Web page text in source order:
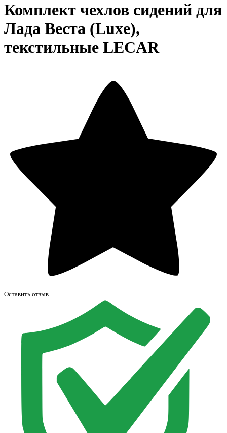
Комплект чехлов сидений для
Лада Веста (Luxe),
текстильные LECAR
Оставить отзыв